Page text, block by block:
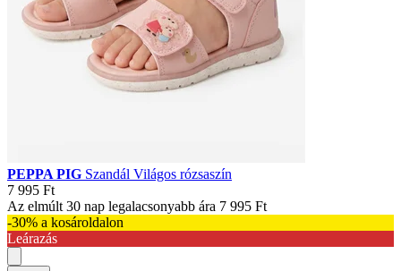
PEPPA PIG Szandál Világos rózsaszín
7 995 Ft
Az elmúlt 30 nap legalacsonyabb ára 7 995 Ft
-30% a kosároldalon
Leárazás